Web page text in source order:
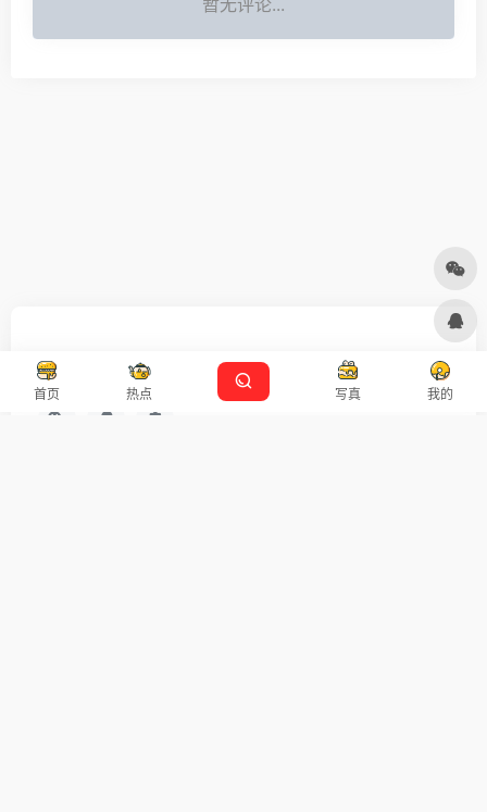
首页 热点 写真 我的
友链申请 免责声明 广告合作 设计师导航